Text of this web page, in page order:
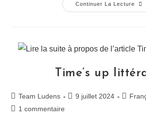
Continuer La Lecture
Time’s up
Team Ludens 9 juillet 2024
1 commentaire